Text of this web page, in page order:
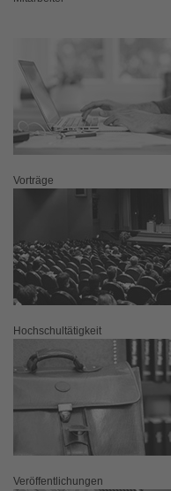
Vorträge
Hochschultätigkeit
Veröffentlichungen